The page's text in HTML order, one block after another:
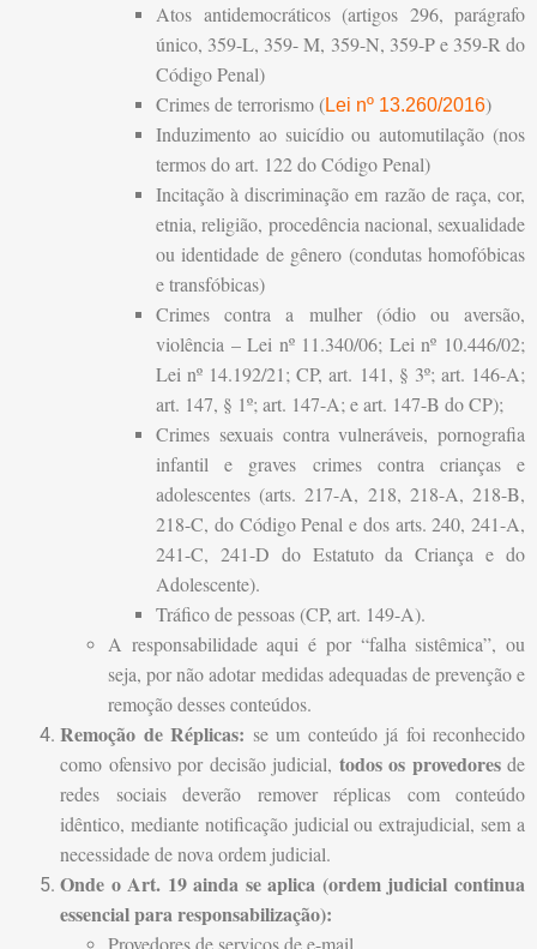
Atos antidemocráticos (artigos 296, parágrafo
único, 359-L, 359- M, 359-N, 359-P e 359-R do
Código Penal)
Crimes de terrorismo (Lei nº 13.260/2016)
Induzimento ao suicídio ou automutilação (nos
termos do art. 122 do Código Penal)
Incitação à discriminação em razão de raça, cor,
etnia, religião, procedência nacional, sexualidade
ou identidade de gênero (condutas homofóbicas
e transfóbicas)
Crimes contra a mulher (ódio ou aversão,
violência – Lei nº 11.340/06; Lei nº 10.446/02;
Lei nº 14.192/21; CP, art. 141, § 3º; art. 146-A;
art. 147, § 1º; art. 147-A; e art. 147-B do CP);
Crimes sexuais contra vulneráveis, pornografia
infantil e graves crimes contra crianças e
adolescentes (arts. 217-A, 218, 218-A, 218-B,
218-C, do Código Penal e dos arts. 240, 241-A,
241-C, 241-D do Estatuto da Criança e do
Adolescente).
Tráfico de pessoas (CP, art. 149-A).
A responsabilidade aqui é por “falha sistêmica”, ou
seja, por não adotar medidas adequadas de prevenção e
remoção desses conteúdos.
Remoção de Réplicas: se um conteúdo já foi reconhecido
como ofensivo por decisão judicial, todos os provedoresde
redes sociais deverão remover réplicas com conteúdo
idêntico, mediante notificação judicial ou extrajudicial, sem a
necessidade de nova ordem judicial.
Onde o Art. 19 ainda se aplica (ordem judicial continua
essencial para responsabilização):
Provedores de serviços de e-mail.